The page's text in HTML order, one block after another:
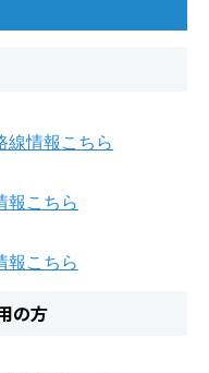
線情報こちら
報こちら
報こちら
の方